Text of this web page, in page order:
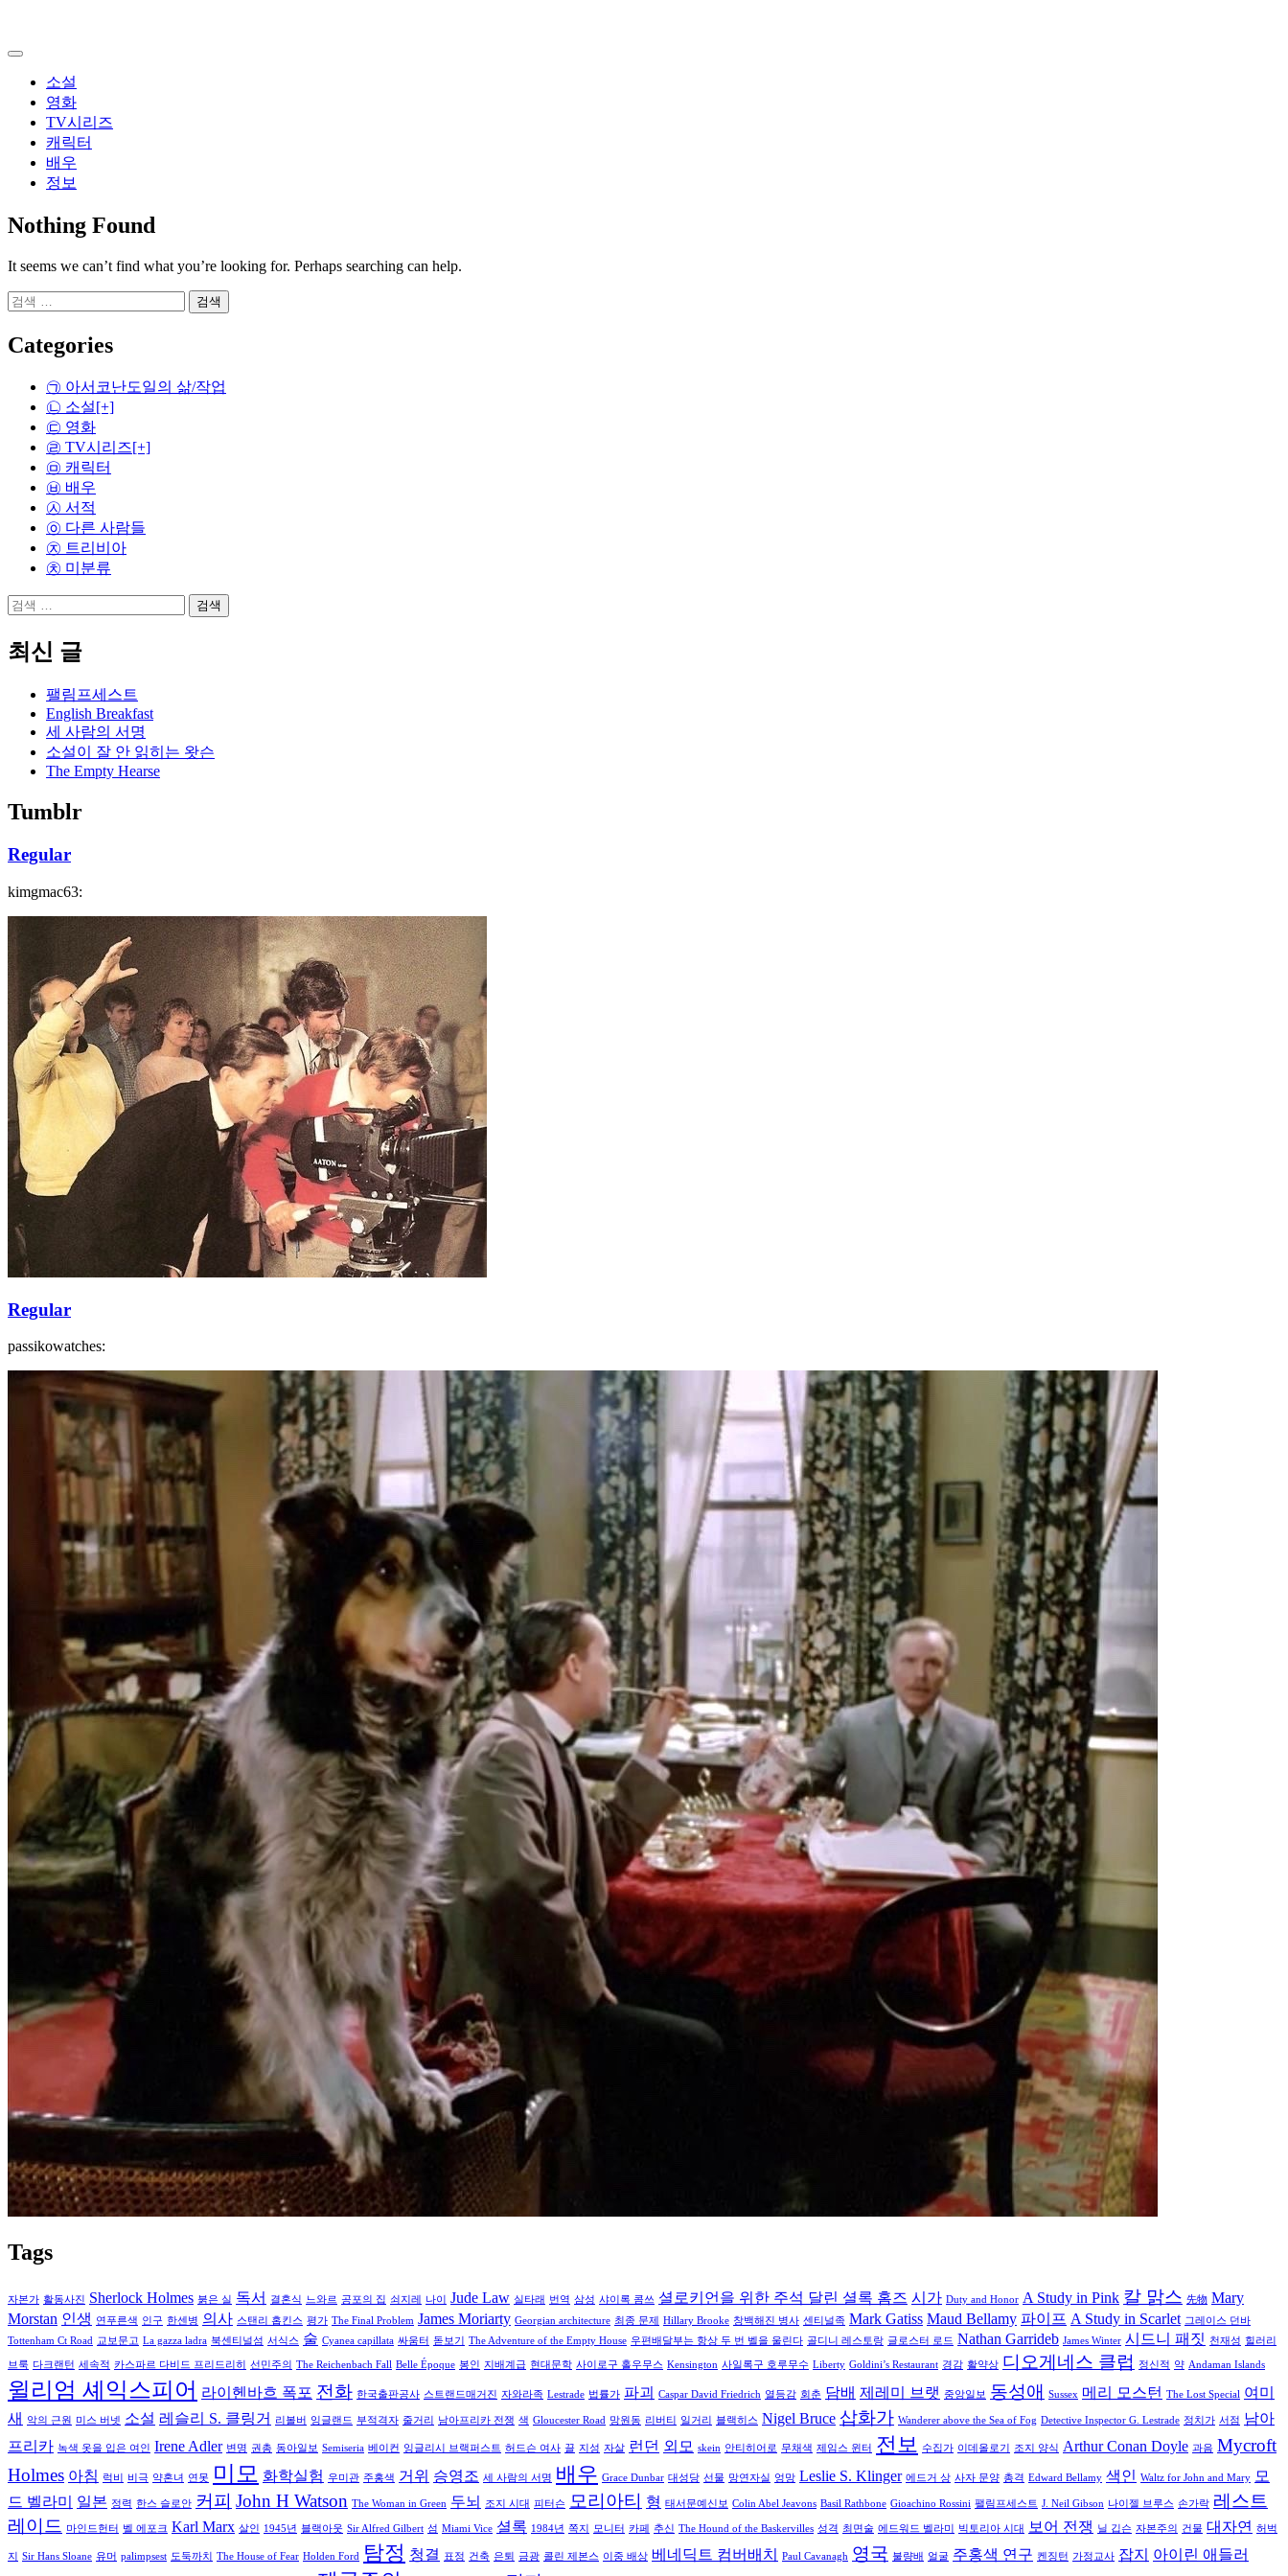
content
소설
영화
TV시리즈
캐릭터
배우
정보
Nothing Found
It seems we can’t find what you’re looking for. Perhaps searching can help.
검
Categories
㉠ 아서코난도일의 삶/작업
㉡ 소설[+]
㉢ 영화
㉣ TV시리즈[+]
㉤ 캐릭터
㉥ 배우
㉦ 서적
㉧ 다른 사람들
㉨ 트리비아
㉩ 미분류
검
최신 글
팰림프세스트
English Breakfast
세 사람의 서명
소설이 잘 안 읽히는 왓슨
The Empty Hearse
Tumblr
Regular
kimgmac63:
Regular
passikowatches:
Tags
자본가 활동사진 Sherlock Holmes 붉은 실 독서 결혼식 느와르 공포의 집 쇠지레 나이 Jude Law 실타래 번역 삼성 샤이록 콤쓰 셜로키언을 위한 주석 달린 셜록 홈즈 시가 Duty and Honor A Study in Pink 칼 맑스 先物 Mary
Morstan 인생 연푸른색 인구 한센병 의사 스탠리 홉킨스 평가 The Final Problem James Moriarty Georgian architecture 최종 문제 Hillary Brooke 창백해진 병사 센티널족 Mark Gatiss Maud Bellamy 파이프 A Study in Scarlet 그레이스 던바
Tottenham Ct Road 교보문고 La gazza ladra 북센티널섬 서식스 술 Cyanea capillata 싸움터 돋보기 The Adventure of the Empty House 우편배달부는 항상 두 번 벨을 울린다 골디니 레스토랑 글로스터 로드 Nathan Garrideb James Winter 시드니 패짓 천재성 힐러리
브룩 다크랜턴 세속적 카스파르 다비드 프리드리히 선민주의 The Reichenbach Fall Belle Époque 봉인 지배계급 현대문학 사이로구 홀우무스 Kensington 사일록구 호루무수 Liberty Goldini’s Restaurant 경감 활약상 디오게네스 클럽 정신적 약 Andaman Islands
윌리엄 셰익스피어 라이헨바흐 폭포 전화 한국출판공사 스트랜드매거진 자와라족 Lestrade 법률가 파괴 Caspar David Friedrich 열등감 회춘 담배 제레미 브랫 중앙일보 동성애 Sussex 메리 모스턴 The Lost Special 여미
새
악의 근원 미스 버넷 소설 레슬리 S. 클링거 리볼버 잉글랜드 부적격자 줄거리 남아프리카 전쟁 색 Gloucester Road 망원동 리버티 일거리 블랙히스 Nigel Bruce 삽화가 Wanderer above the Sea of Fog Detective Inspector G. Lestrade 정치가 서점 남아
프리카 녹색 옷을 입은 여인 Irene Adler 변명 권총 동아일보 Semiseria 베이컨 잉글리시 브랙퍼스트 허드슨 여사 끌 지성 자살 런던 외모 skein 안티히어로 무채색 제임스 윈터 전보 수집가 이데올로기 조지 양식 Arthur Conan Doyle 과음 Mycroft
Holmes 아침 럭비 비극 약혼녀 연못 미모 화학실험 우미관 주홍색 거위 승영조 세 사람의 서명 배우 Grace Dunbar 대성당 선물 망연자실 엉망 Leslie S. Klinger 에드거 상 사자 문양 총격 Edward Bellamy 색인 Waltz for John and Mary
모
드 벨라미
일본 정력 한스 슬로안 커피 John H Watson The Woman in Green 두뇌 조지 시대 피터슨 모리아티 형 태서문예신보 Colin Abel Jeavons Basil Rathbone Gioachino Rossini 팰림프세스트 J. Neil Gibson 나이젤 브루스 손가락 레스트
레이드 마인드헌터 벨 에포크 Karl Marx 살인 1945년 블랙아웃 Sir Alfred Gilbert 섬 Miami Vice 셜록 1984년 쪽지 모니터 카페 추신 The Hound of the Baskervilles 성격 최면술 에드워드 벨라미 빅토리아 시대 보어 전쟁 닐 깁슨 자본주의 건물 대자연 허벅
지 Sir Hans Sloane 유머 palimpsest 도둑까치 The House of Fear Holden Ford 탐정 청결 표정 건축 은퇴 금광 콜린 제본스 이중 배상 베네딕트 컴버배치 Paul Cavanagh 영국 불량배 얼굴 주홍색 연구 켄징턴 가정교사 잡지
아이린 애들러